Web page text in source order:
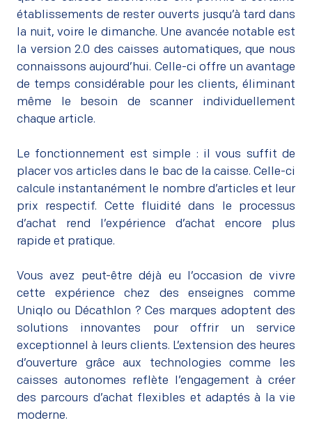
établissements de rester ouverts jusqu’à tard dans
la nuit, voire le dimanche. Une avancée notable est
la version 2.0 des caisses automatiques, que nous
connaissons aujourd’hui. Celle-ci offre un avantage
de temps considérable pour les clients, éliminant
même le besoin de scanner individuellement
chaque article.
Le fonctionnement est simple : il vous suffit de
placer vos articles dans le bac de la caisse. Celle-ci
calcule instantanément le nombre d’articles et leur
prix respectif. Cette fluidité dans le processus
d’achat rend l’expérience d’achat encore plus
rapide et pratique.
Vous avez peut-être déjà eu l’occasion de vivre
cette expérience chez des enseignes comme
Uniqlo ou Décathlon ? Ces marques adoptent des
solutions innovantes pour offrir un service
exceptionnel à leurs clients. L’extension des heures
d’ouverture grâce aux technologies comme les
caisses autonomes reflète l’engagement à créer
des parcours d’achat flexibles et adaptés à la vie
moderne.